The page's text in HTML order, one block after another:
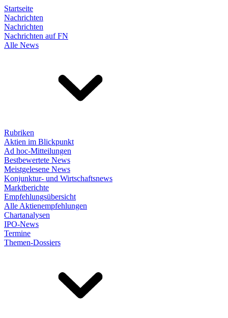
Startseite
Nachrichten
Nachrichten
Nachrichten auf FN
Alle News
Rubriken
Aktien im Blickpunkt
Ad hoc-Mitteilungen
Bestbewertete News
Meistgelesene News
Konjunktur- und Wirtschaftsnews
Marktberichte
Empfehlungsübersicht
Alle Aktienempfehlungen
Chartanalysen
IPO-News
Termine
Themen-Dossiers